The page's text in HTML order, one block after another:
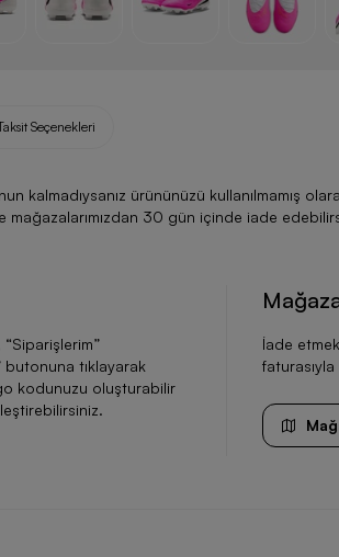
Seçenekleri
kalmadıysanız ürününüzü kullanılmamış
30 gün içinde iade
Siparişlerim”
butonuna tıklayarak
kodunuzu oluşturabilir
İade